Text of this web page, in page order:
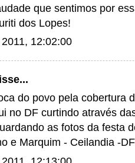
que sentimos por
dos Lopes!
12:02:00
do povo pela cobertura
no DF curtindo através
as fotos da festa
e Marquim - Ceilandia -